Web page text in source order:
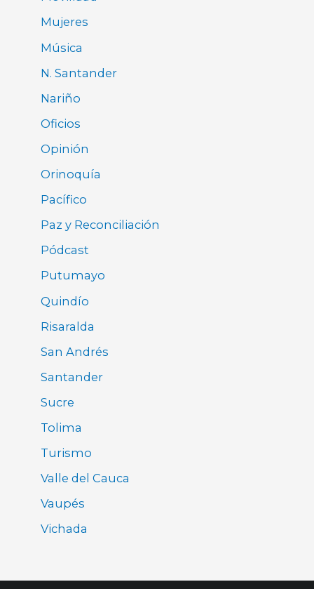
Mujeres
Música
N. Santander
Nariño
Oficios
Opinión
Orinoquía
Pacífico
Paz y Reconciliación
Pódcast
Putumayo
Quindío
Risaralda
San Andrés
Santander
Sucre
Tolima
Turismo
Valle del Cauca
Vaupés
Vichada